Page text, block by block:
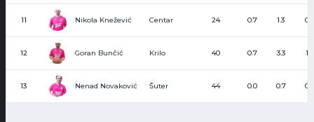
11 Nikola Knežević Centar 24 0.7 1.3 0.3
12 Goran Bunčić Krilo 40 0.7 3.3 1.7
13 Nenad Novaković Šuter 44 0.0 0.7 0.0